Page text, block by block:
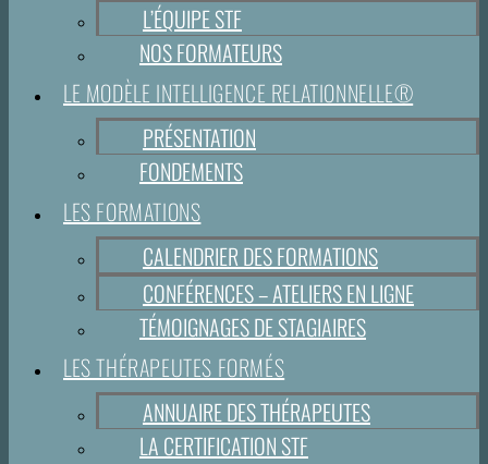
L’ÉQUIPE STF
NOS FORMATEURS
LE MODÈLE INTELLIGENCE RELATIONNELLE®
PRÉSENTATION
FONDEMENTS
LES FORMATIONS
CALENDRIER DES FORMATIONS
CONFÉRENCES – ATELIERS EN LIGNE
TÉMOIGNAGES DE STAGIAIRES
LES THÉRAPEUTES FORMÉS
ANNUAIRE DES THÉRAPEUTES
LA CERTIFICATION STF